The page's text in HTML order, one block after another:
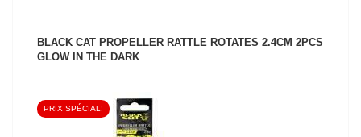
BLACK CAT PROPELLER RATTLE ROTATES 2.4CM 2PCS
GLOW IN THE DARK
VOIR LE PRODUIT
PRIX SPÉCIAL!